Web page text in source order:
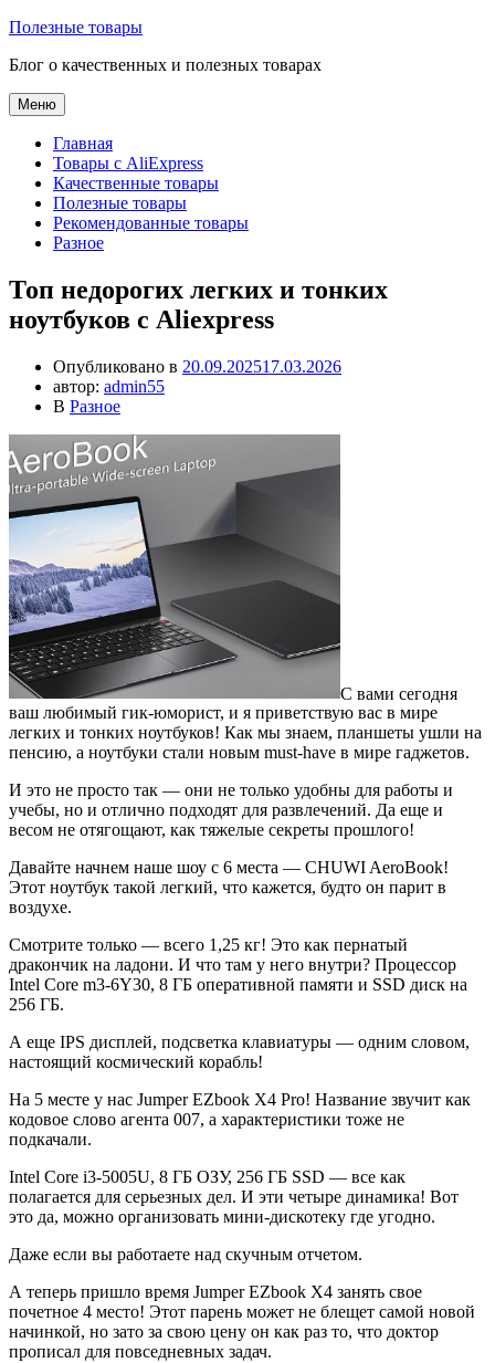
Перейти
содержимому
Полезные товары
Блог о качественных и полезных товарах
Меню
Главная
Товары с AliExpress
Качественные товары
Полезные товары
Рекомендованные товары
Разное
Топ недорогих легких и тонких
ноутбуков с Aliexpress
Опубликовано в 20.09.202517.03.2026
автор: admin55
В Разное
С вами сегодня
ваш любимый гик-юморист, и я приветствую вас в мире
легких и тонких ноутбуков! Как мы знаем, планшеты ушли на
пенсию, а ноутбуки стали новым must-have в мире гаджетов.
И это не просто так — они не только удобны для работы и
учебы, но и отлично подходят для развлечений. Да еще и
весом не отягощают, как тяжелые секреты прошлого!
Давайте начнем наше шоу с 6 места — CHUWI AeroBook!
Этот ноутбук такой легкий, что кажется, будто он парит в
воздухе.
Смотрите только — всего 1,25 кг! Это как пернатый
дракончик на ладони. И что там у него внутри? Процессор
Intel Core m3-6Y30, 8 ГБ оперативной памяти и SSD диск на
256 ГБ.
А еще IPS дисплей, подсветка клавиатуры — одним словом,
настоящий космический корабль!
На 5 месте у нас Jumper EZbook X4 Pro! Название звучит как
кодовое слово агента 007, а характеристики тоже не
подкачали.
Intel Core i3-5005U, 8 ГБ ОЗУ, 256 ГБ SSD — все как
полагается для серьезных дел. И эти четыре динамика! Вот
это да, можно организовать мини-дискотеку где угодно.
Даже если вы работаете над скучным отчетом.
А теперь пришло время Jumper EZbook X4 занять свое
почетное 4 место! Этот парень может не блещет самой новой
начинкой, но зато за свою цену он как раз то, что доктор
прописал для повседневных задач.